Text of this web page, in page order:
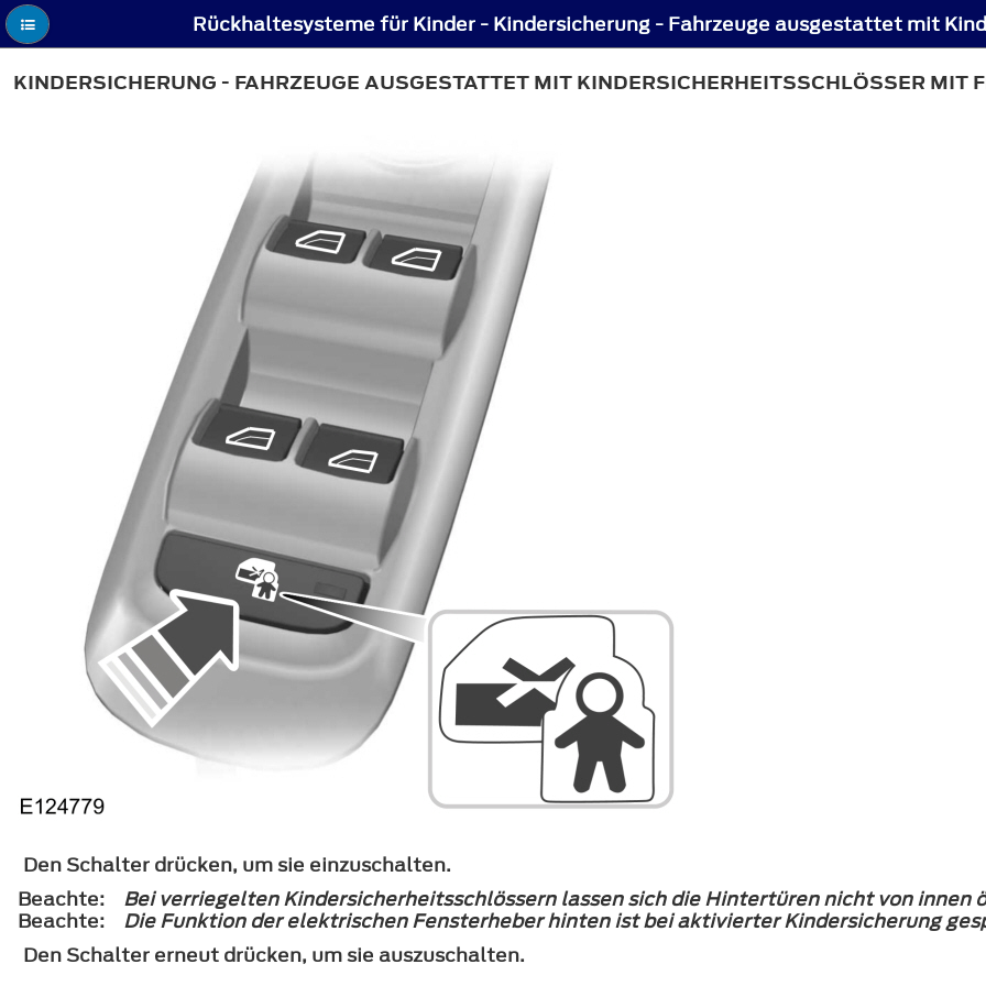
KINDERSICHERUNG - FAHRZEUGE AUSGESTATTET MIT KINDERSICHERHEITSSCHLÖSSER MIT
Den Schalter drücken, um sie einzuschalten.
Beachte:
Bei verriegelten Kindersicherheitsschlössern lassen sich die Hintertüren nicht von innen
Beachte:
Die Funktion der elektrischen Fensterheber hinten ist bei aktivierter Kindersicherung
Den Schalter erneut drücken, um sie auszuschalten.